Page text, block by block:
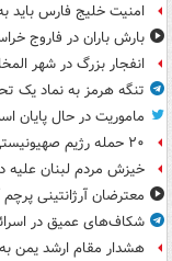
امنیت خلیج فارس
بارش باران در فاروج
انفجار بزرگ در شهر
تنگه هرمز به نماد یک
ماموریت در حال پایان
۲۰ حمله رژیم صهیونیستی به درعا و قنیطره در یک هفته
خیزش مردم لبنان علیه
معترضان آرژانتینی پرچم
شکاف‌های عمیق در
هشدار مقام ارشد یمن